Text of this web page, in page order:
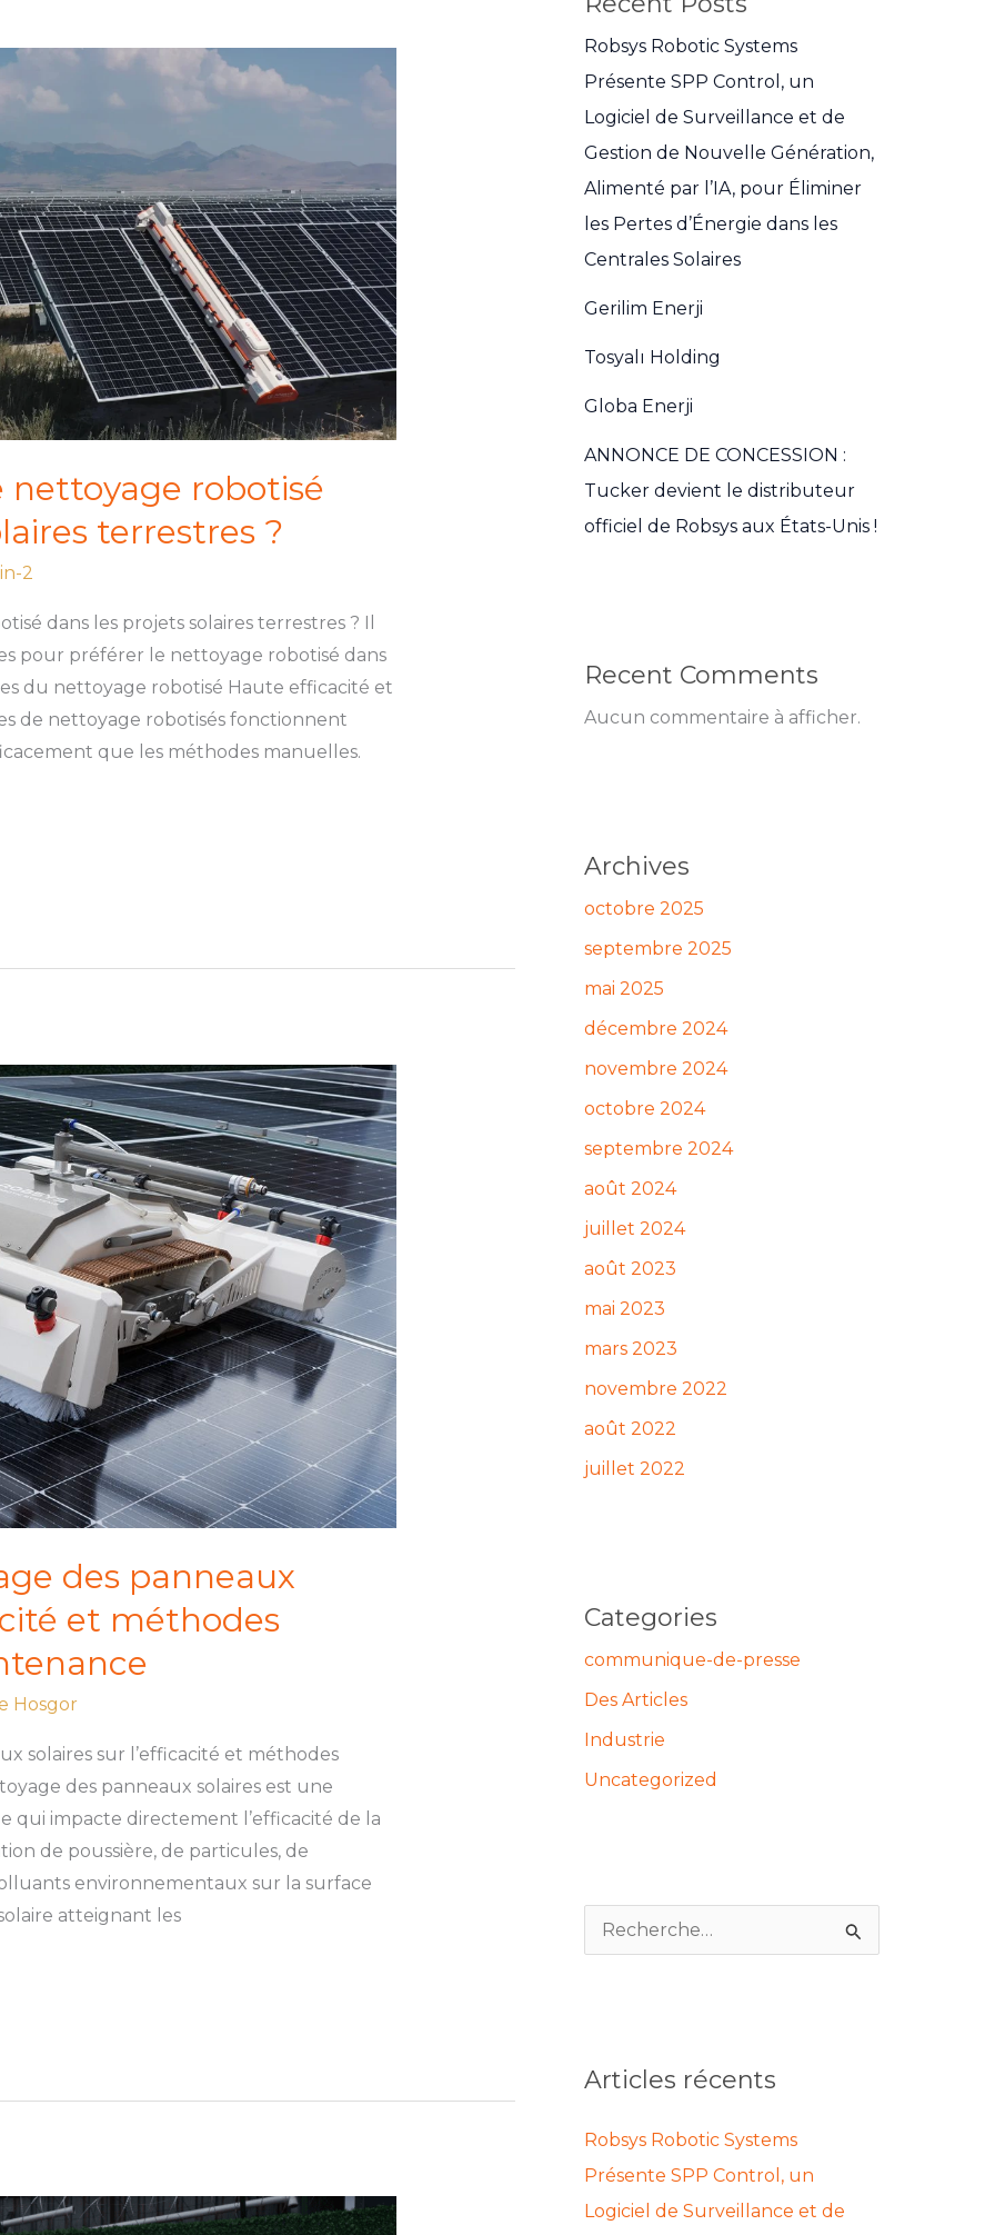
nettoyage robotisé
terrestres ?
2
dans les projets solaires terrestres ? Il
pour préférer le nettoyage robotisé dans
du nettoyage robotisé Haute efficacité et
de nettoyage robotisés fonctionnent
que les méthodes manuelles.
des panneaux
et méthodes
Hosgor
solaires sur l’efficacité et méthodes
des panneaux solaires est une
qui impacte directement l’efficacité de la
de poussière, de particules, de
environnementaux sur la surface
atteignant les
Robsys Robotic Systems
Présente SPP Control, un
Logiciel de Surveillance et de
Gestion de Nouvelle Génération,
Alimenté par l’IA, pour Éliminer
les Pertes d’Énergie dans les
Centrales Solaires
Gerilim Enerji
Tosyalı Holding
Globa Enerji
ANNONCE DE CONCESSION :
Tucker devient le distributeur
officiel de Robsys aux États-Unis !
Recent Comments
Aucun commentaire à afficher.
Archives
octobre 2025
septembre 2025
mai 2025
décembre 2024
novembre 2024
octobre 2024
septembre 2024
août 2024
juillet 2024
août 2023
mai 2023
mars 2023
novembre 2022
août 2022
juillet 2022
Categories
communique-de-presse
Des Articles
Industrie
Uncategorized
e
c
h
e
Articles récents
Robsys Robotic Systems
Présente SPP Control, un
Logiciel de Surveillance et de